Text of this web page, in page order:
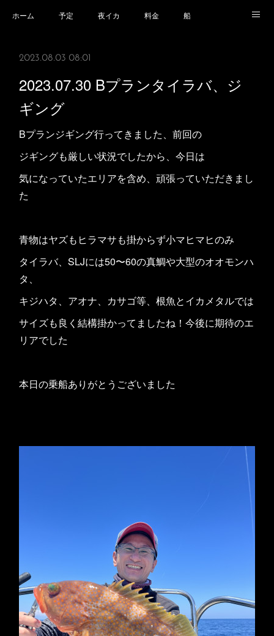
ホーム 予定 夜イカ 料金 船
2023.08.03 08:01
2023.07.30 Bプランタイラバ、ジ
ギング
Bプランジギング行ってきました、前回の
ジギングも厳しい状況でしたから、今日は
気になっていたエリアを含め、頑張っていただきまし
た
青物はヤズもヒラマサも掛からず小マヒマヒのみ
タイラバ、SLJには50〜60の真鯛や大型のオオモンハ
タ、
キジハタ、アオナ、カサゴ等、根魚とイカメタルでは
サイズも良く結構掛かってましたね！今後に期待のエ
リアでした
本日の乗船ありがとうございました